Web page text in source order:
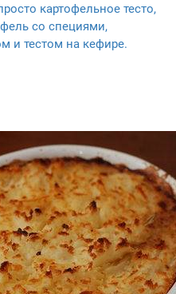
картофельное тесто,
со специями,
и тестом на кефире.